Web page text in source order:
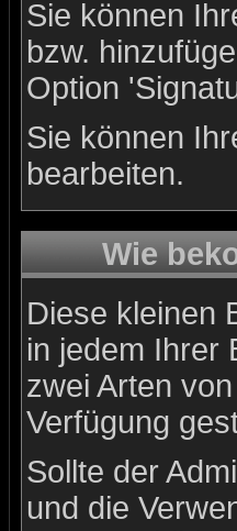
Sie können
bzw.
Option
Sie können
bearbeiten.
Wie
Diese kleinen
in jedem Ihrer
zwei Arten
Verfügung
Sollte der
und die